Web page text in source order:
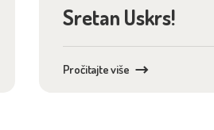
Sretan Uskrs!
Pročitajte više